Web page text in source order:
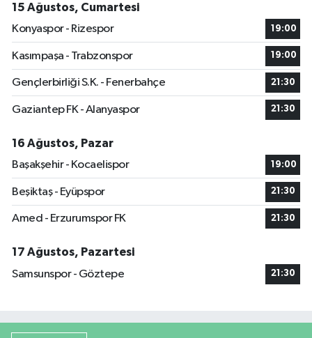
15 Ağustos, Cumartesi
Konyaspor - Rizespor
19:00
Kasımpaşa - Trabzonspor 19:00
Gençlerbirliği S.K. - Fenerbahçe 21:30
Gaziantep FK - Alanyaspor 21:30
16 Ağustos, Pazar
Başakşehir - Kocaelispor
19:00
Beşiktaş - Eyüpspor 21:30
Amed - Erzurumspor FK 21:30
17 Ağustos, Pazartesi
Samsunspor - Göztepe
21:30